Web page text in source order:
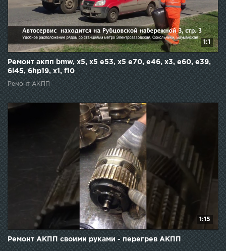
1:1
Ремонт акпп bmw, x5, x5 e53, x5 e70, e46, x3, e60, e39,
6l45, 6hp19, x1, f10
Ремонт АКПП
1:15
Ремонт АКПП своими руками - перегрев АКПП